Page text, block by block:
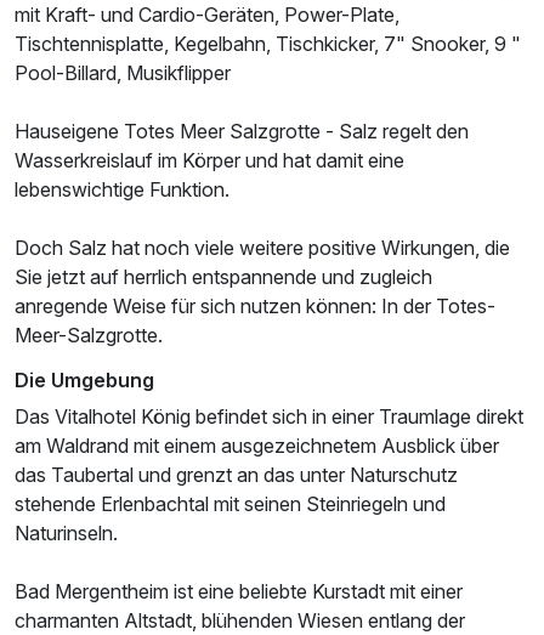
Ausstattung
Für 3 Tage p.P. ab 138,00 €
mit Kraft- und Cardio-Geräten, Power-Plate,
Tischtennisplatte, Kegelbahn, Tischkicker, 7" Snooker, 9 "
Pool-Billard, Musikflipper
Hauseigene Totes Meer Salzgrotte - Salz regelt den
Wasserkreislauf im Körper und hat damit eine
lebenswichtige Funktion.
Doch Salz hat noch viele weitere positive Wirkungen, die
Sie jetzt auf herrlich entspannende und zugleich
anregende Weise für sich nutzen können: In der Totes-
Meer-Salzgrotte.
Die Umgebung
Das Vitalhotel König befindet sich in einer Traumlage direkt
am Waldrand mit einem ausgezeichnetem Ausblick über
das Taubertal und grenzt an das unter Naturschutz
stehende Erlenbachtal mit seinen Steinriegeln und
Naturinseln.
Bad Mergentheim ist eine beliebte Kurstadt mit einer
charmanten Altstadt, blühenden Wiesen entlang der